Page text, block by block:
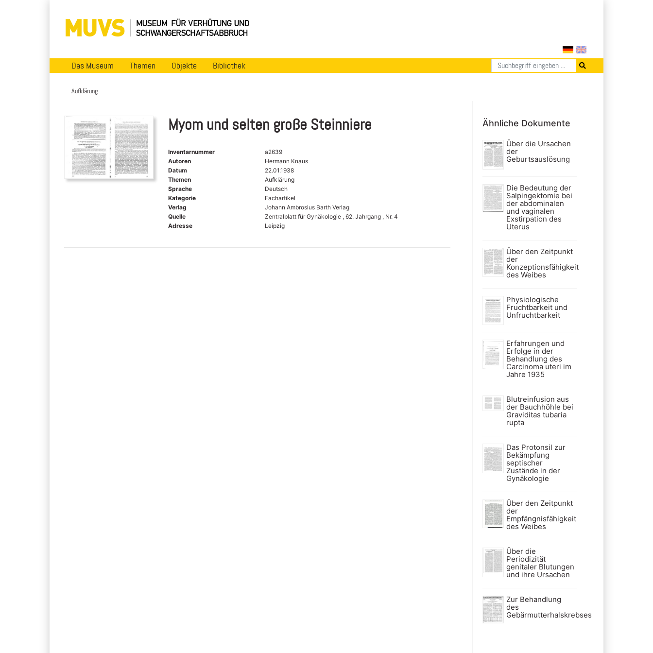
Das Museum Themen Objekte Bibliothek
Aufklärung
Myom und selten große Steinniere
Inventarnummer
a2639
Autoren
Hermann Knaus
Datum
22.01.1938
Themen
Aufklärung
Sprache
Deutsch
Kategorie
Fachartikel
Verlag
Johann Ambrosius Barth Verlag
Quelle
Zentralblatt für Gynäkologie , 62. Jahrgang , Nr. 4
Adresse
Leipzig
Ähnliche Dokumente
Über die Ursachen
der
Geburtsauslösung
Die Bedeutung der
Salpingektomie bei
der abdominalen
und vaginalen
Exstirpation des
Uterus
Über den Zeitpunkt
der
Konzeptionsfähigkeit
des Weibes
Physiologische
Fruchtbarkeit und
Unfruchtbarkeit
Erfahrungen und
Erfolge in der
Behandlung des
Carcinoma uteri im
Jahre 1935
Blutreinfusion aus
der Bauchhöhle bei
Graviditas tubaria
rupta
Das Protonsil zur
Bekämpfung
septischer
Zustände in der
Gynäkologie
Über den Zeitpunkt
der
Empfängnisfähigkeit
des Weibes
Über die
Periodizität
genitaler Blutungen
und ihre Ursachen
Zur Behandlung
des
Gebärmutterhalskrebses